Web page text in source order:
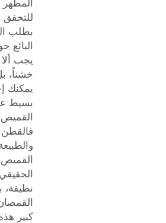
المظهر
للتحقق
بطلب
البائع
يجب
خشناً،
يمكنك
بسيط
فالقطن
نظيفة،
كبير